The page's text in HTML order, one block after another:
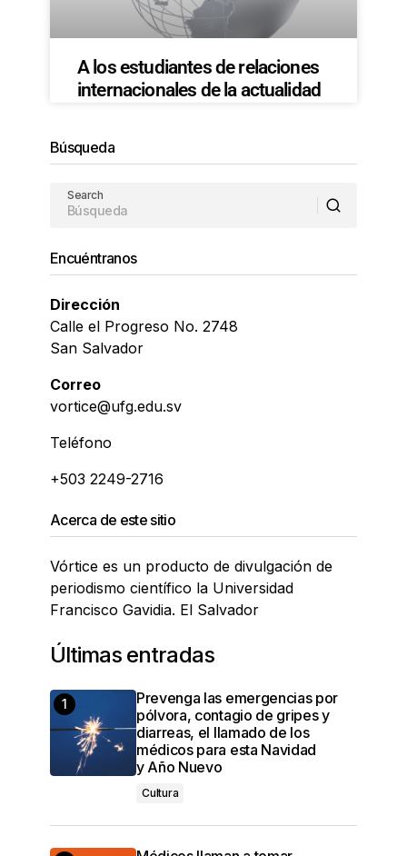
A los estudiantes de relaciones
internacionales de la actualidad
Búsqueda
Search
Encuéntranos
Dirección
Calle el Progreso No. 2748
San Salvador
Correo
vortice@ufg.edu.sv
Teléfono
+503 2249-2716
Acerca de este sitio
Vórtice es un producto de divulgación de
periodismo científico la Universidad
Francisco Gavidia. El Salvador
Últimas entradas
Prevenga las emergencias por
pólvora, contagio de gripes y
diarreas, el llamado de los
médicos para esta Navidad
y Año Nuevo
Cultura